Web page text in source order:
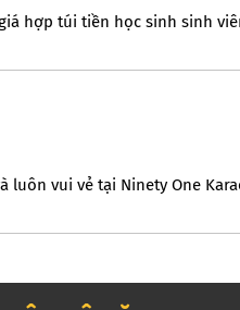
hợp túi tiền học sinh sinh
vui vẻ tại Ninety One